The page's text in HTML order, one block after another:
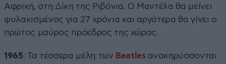
Αφρική, στη Δίκη της Ριβόνια. Ο Μαντέλα θα μείνει
φυλακισμένος για 27 χρόνια και αργότερα θα γίνει ο
πρώτος μαύρος πρόεδρος της χώρας.
1965: Τα τέσσερα μέλη των Beatlesανακηρύσσονται